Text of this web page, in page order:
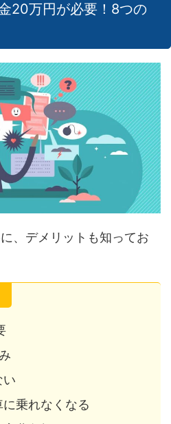
20万円が必要！8つの
、デメリットも知ってお
い
乗れなくなる